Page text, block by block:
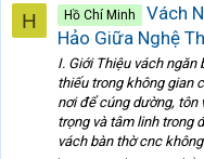
H Hồ Chí Minh
Vách
Hảo Giữa Nghệ
I. Giới Thiệu vách ngăn
thiếu trong không gian
nơi để cúng dường, tôn
trọng và tâm linh trong
vách bàn thờ cnc